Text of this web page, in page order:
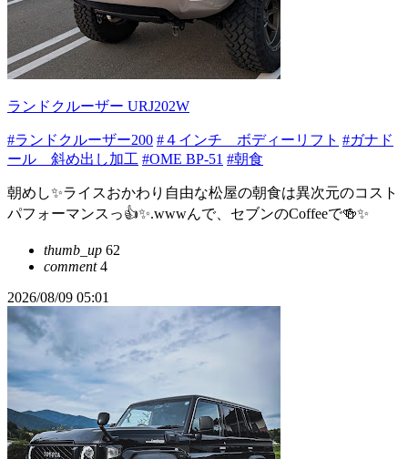
ランドクルーザー URJ202W
#ランドクルーザー200 #４インチ ボディーリフト #ガナド
ール 斜め出し加工 #OME BP-51 #朝食
朝めし✨ライスおかわり自由な松屋の朝食は異次元のコスト
パフォーマンスっ👍✨.wwwんで、セブンのCoffeeで🍻✨
thumb_up 62
comment4
2026/08/09 05:01